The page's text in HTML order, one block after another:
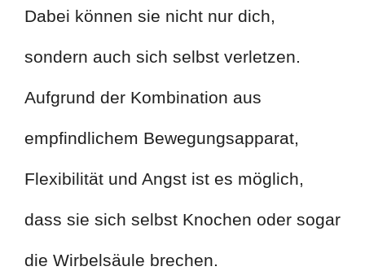
Dabei können sie nicht nur dich,
sondern auch sich selbst verletzen.
Aufgrund der Kombination aus
empfindlichem Bewegungsapparat,
Flexibilität und Angst ist es möglich,
dass sie sich selbst Knochen oder sogar
die Wirbelsäule brechen.